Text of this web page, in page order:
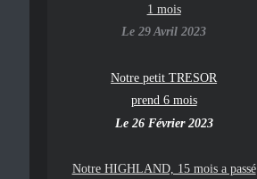
1 mois
Le 29 Avril 2023
Notre petit TRESOR
prend 6 mois
Le 26 Février 2023
Notre HIGHLAND, 15 mois a passé